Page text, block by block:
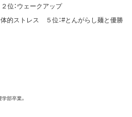
位：ウェークアップ
的ストレス ５位：#とんがらし麺と優勝
学部卒業。